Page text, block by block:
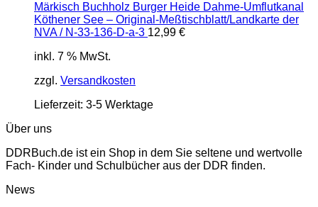
Märkisch Buchholz Burger Heide Dahme-Umflutkanal
Köthener See – Original-Meßtischblatt/Landkarte der
NVA / N-33-136-D-a-3 12,99 €
inkl. 7 % MwSt.
zzgl. Versandkosten
Lieferzeit: 3-5 Werktage
Über uns
DDRBuch.de ist ein Shop in dem Sie seltene und wertvolle
Fach- Kinder und Schulbücher aus der DDR finden.
News